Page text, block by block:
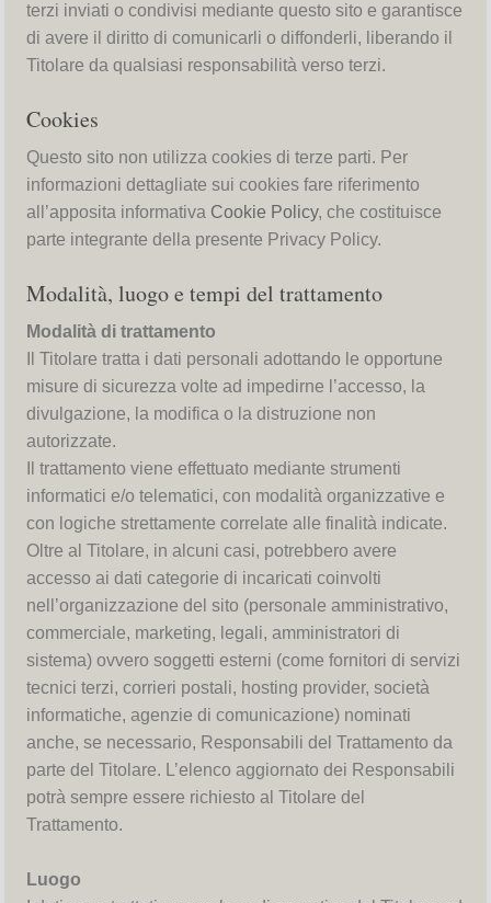
terzi inviati o condivisi mediante questo sito e garantisce
di avere il diritto di comunicarli o diffonderli, liberando il
Titolare da qualsiasi responsabilità verso terzi.
Cookies
Questo sito non utilizza cookies di terze parti. Per
informazioni dettagliate sui cookies fare riferimento
all’apposita informativa Cookie Policy, che costituisce
parte integrante della presente Privacy Policy.
Modalità, luogo e tempi del trattamento
Modalità di trattamento
Il Titolare tratta i dati personali adottando le opportune
misure di sicurezza volte ad impedirne l’accesso, la
divulgazione, la modifica o la distruzione non
autorizzate.
Il trattamento viene effettuato mediante strumenti
informatici e/o telematici, con modalità organizzative e
con logiche strettamente correlate alle finalità indicate.
Oltre al Titolare, in alcuni casi, potrebbero avere
accesso ai dati categorie di incaricati coinvolti
nell’organizzazione del sito (personale amministrativo,
commerciale, marketing, legali, amministratori di
sistema) ovvero soggetti esterni (come fornitori di servizi
tecnici terzi, corrieri postali, hosting provider, società
informatiche, agenzie di comunicazione) nominati
anche, se necessario, Responsabili del Trattamento da
parte del Titolare. L’elenco aggiornato dei Responsabili
potrà sempre essere richiesto al Titolare del
Trattamento.
Luogo